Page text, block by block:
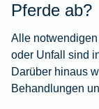
Pferde ab?
Alle
oder Unfall sind
Darüber hinaus
Behandlungen